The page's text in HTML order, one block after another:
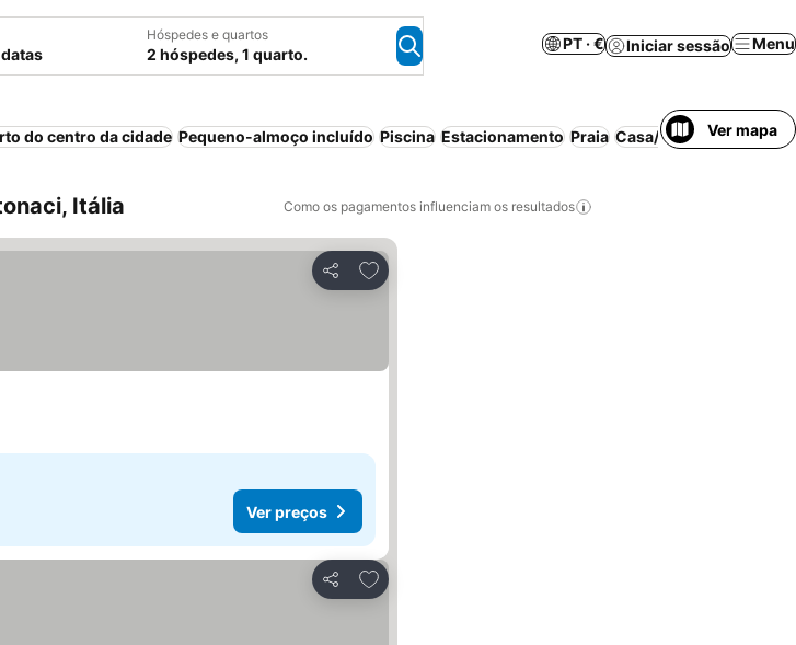
Hóspedes e quartos
2 hóspedes, 1 quarto.
PT · € Iniciar sessão Menu
do centro da cidade Pequeno-almoço incluído Piscina Estacionamento Praia Casa/apartamento
Ver mapa
Itália Como os pagamentos influenciam os resultados
Partilhar
Adicionar aos favoritos
Ver preços
Partilhar
Adicionar aos favoritos